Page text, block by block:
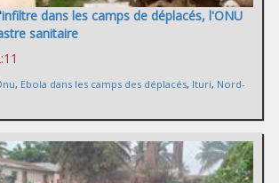
dans les camps de déplacés, l'ONU
sanitaire
, Ebola dans les camps des déplacés, Ituri, Nord-